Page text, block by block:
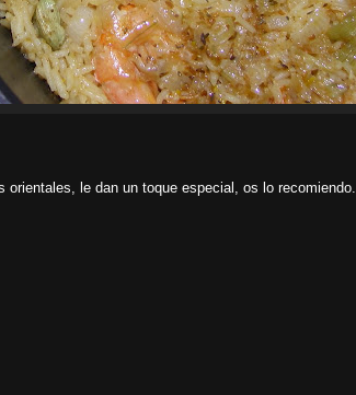
le dan un toque especial, os lo recomiendo.